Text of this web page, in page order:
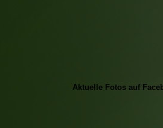
Aktuelle Fotos auf